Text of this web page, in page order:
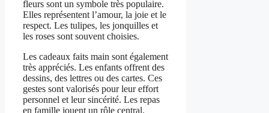
fleurs sont un symbole très populaire.
Elles représentent l’amour, la joie et le
respect. Les tulipes, les jonquilles et
les roses sont souvent choisies.
Les cadeaux faits main sont également
très appréciés. Les enfants offrent des
dessins, des lettres ou des cartes. Ces
gestes sont valorisés pour leur effort
personnel et leur sincérité. Les repas
en famille jouent un rôle central.